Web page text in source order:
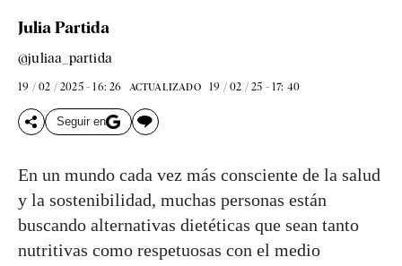
Julia Partida
@juliaa_partida
19 / 02 / 2025 - 16: 26 ACTUALIZADO 19 / 02 / 25 - 17: 40
Seguir en
En un mundo cada vez más consciente de la salud
y la sostenibilidad, muchas personas están
buscando alternativas dietéticas que sean tanto
nutritivas como respetuosas con el medio